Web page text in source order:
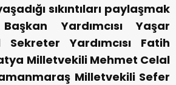
sıkıntıları paylaşmak
Yardımcısı Yaşar
Sekreter Yardımcısı Fatih
Milletvekili Mehmet Celal
Milletvekili Sefer